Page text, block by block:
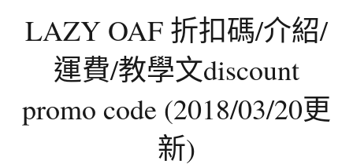
LAZY OAF 折扣碼/介紹/
運費/教學文discount
promo code (2018/03/20更
新)